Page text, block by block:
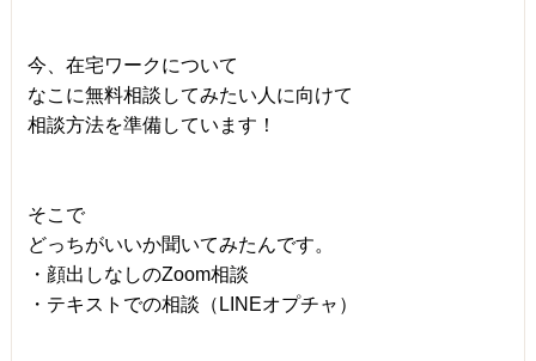
今、在宅ワークについて
なこに無料相談してみたい人に向けて
相談方法を準備しています！
そこで
どっちがいいか聞いてみたんです。
・顔出しなしのZoom相談
・テキストでの相談（LINEオプチャ）